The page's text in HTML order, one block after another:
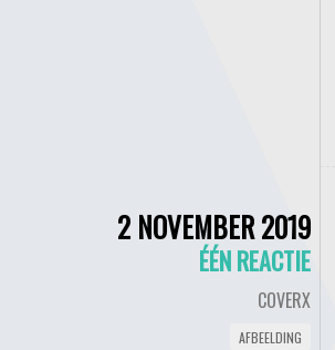
2 NOVEMBER 2019
ÉÉN REACTIE
COVERX
AFBEELDING